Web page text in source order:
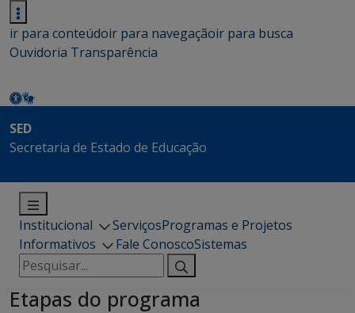
ir para conteúdoir para navegaçãoir para busca
Ouvidoria Transparência
SED
Secretaria de Estado de Educação
Institucional ServiçosProgramas e Projetos
Informativos
Fale ConoscoSistemas
Pesquisar
por:
Etapas do programa